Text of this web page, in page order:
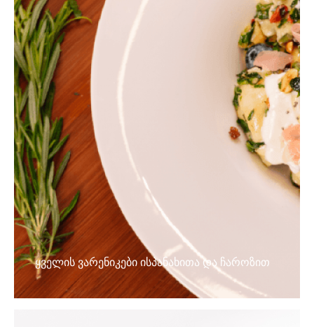
ყველის ვარენიკები ისპანახითა და ჩაროზით